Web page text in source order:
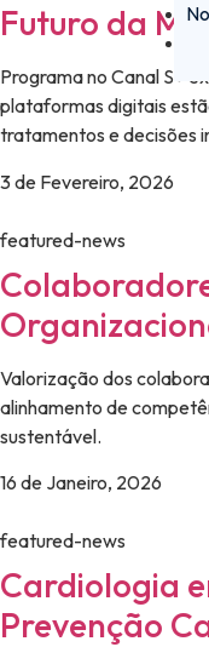
Futuro da
Programa no Canal S+
plataformas digitais
tratamentos e decisões
3 de Fevereiro, 2026
featured-news
Valorização dos
alinhamento de
sustentável.
16 de Janeiro, 2026
featured-news
Cardiologia
Prevenção